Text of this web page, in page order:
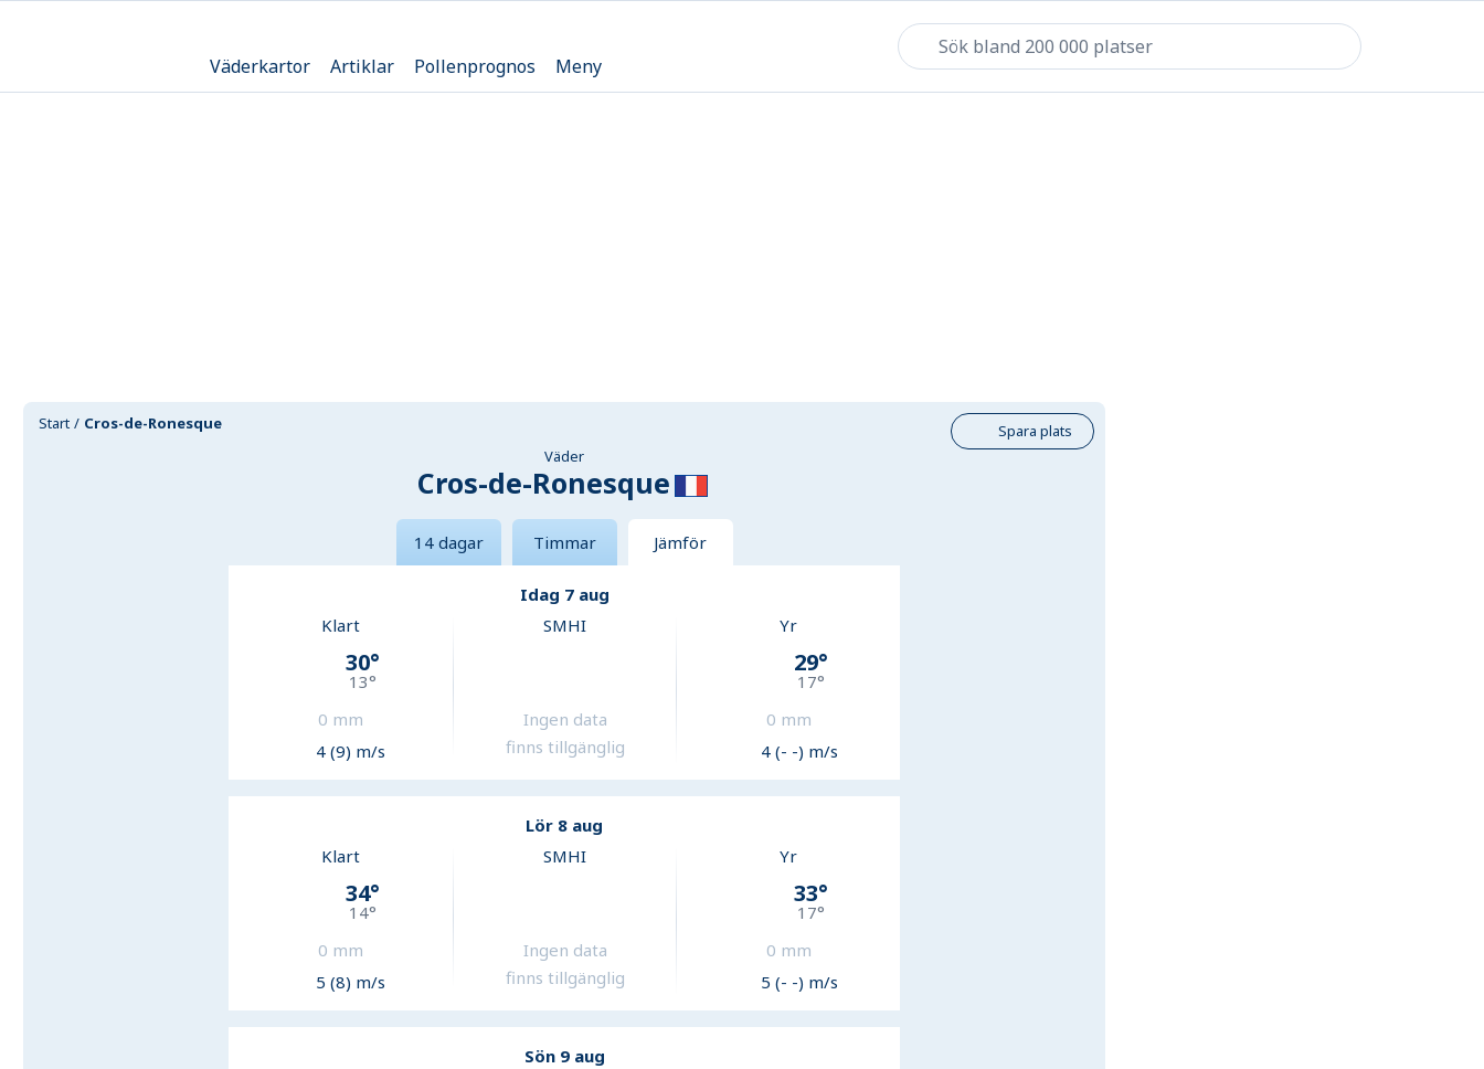
Väderkartor Artiklar Pollenprognos Meny
Start Cros-de-Ronesque
Spara plats
Väder
Cros-de-Ronesque
14 dagar Timmar Jämför
Idag 7 aug
Klart
30°
13°
0 mm
4 (9) m/s
SMHI
Ingen data
finns tillgänglig
Yr
29°
17°
0 mm
4 (- -) m/s
Lör 8 aug
Klart
34°
14°
0 mm
5 (8) m/s
SMHI
Ingen data
finns tillgänglig
Yr
33°
17°
0 mm
5 (- -) m/s
Sön 9 aug